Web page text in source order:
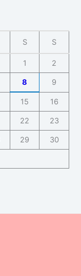
S S
1 2
8 9
15 16
22 23
29 30